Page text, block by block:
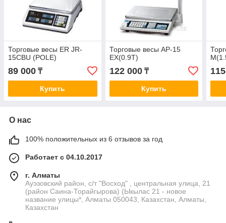
Торговые весы ER JR-
15CBU (POLE)
89 000 ₸
Купить
Торговые весы AP-15
EX(0.9T)
122 000₸
Купить
О нас
100% положительных из 6 отзывов за год
Работает с 04.10.2017
г. Алматы
Ауэзовский район, с/т "Восход" , центральная улица, 21
(район Саина-Торайгырова) (Ыкылас 21 - новое
название улицы*, Алматы 050043, Казахстан, Алматы,
Казахстан